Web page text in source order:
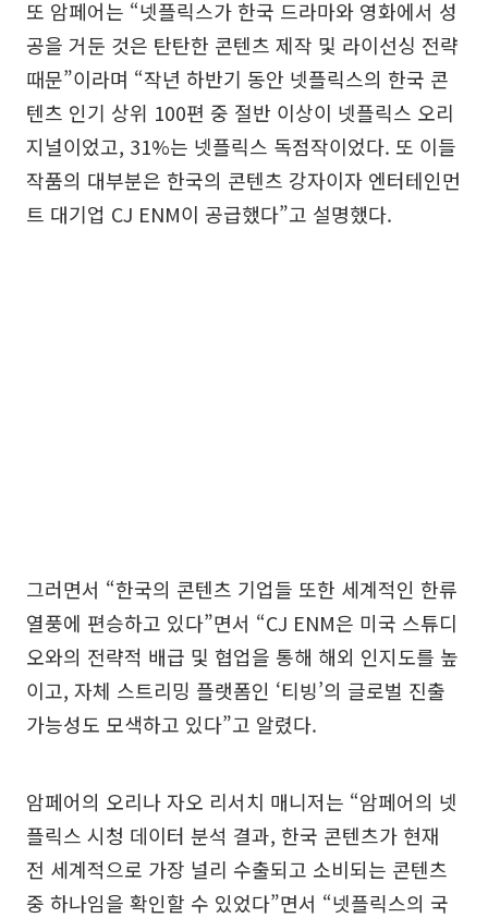
또 암페어는 “넷플릭스가 한국 드라마와 영화에서 성
공을 거둔 것은 탄탄한 콘텐츠 제작 및 라이선싱 전략
때문”이라며 “작년 하반기 동안 넷플릭스의 한국 콘
텐츠 인기 상위 100편 중 절반 이상이 넷플릭스 오리
지널이었고, 31%는 넷플릭스 독점작이었다. 또 이들
작품의 대부분은 한국의 콘텐츠 강자이자 엔터테인먼
트 대기업 CJ ENM이 공급했다”고 설명했다.
그러면서 “한국의 콘텐츠 기업들 또한 세계적인 한류
열풍에 편승하고 있다”면서 “CJ ENM은 미국 스튜디
오와의 전략적 배급 및 협업을 통해 해외 인지도를 높
이고, 자체 스트리밍 플랫폼인 ‘티빙’의 글로벌 진출
가능성도 모색하고 있다”고 알렸다.
암페어의 오리나 자오 리서치 매니저는 “암페어의 넷
플릭스 시청 데이터 분석 결과, 한국 콘텐츠가 현재
전 세계적으로 가장 널리 수출되고 소비되는 콘텐츠
중 하나임을 확인할 수 있었다”면서 “넷플릭스의 국